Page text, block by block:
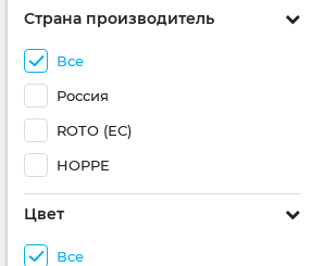
Страна производитель
Все
Россия
ROTO (ЕС)
HOPPE
Цвет
Все